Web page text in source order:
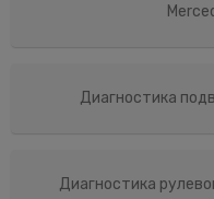
Диагностика
Диагностика